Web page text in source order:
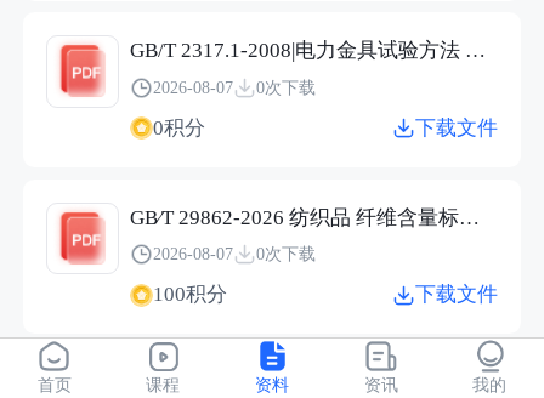
GB/T 2317.1-2008|电力金具试验方法 第1部分：机械试验
2026-08-07 0次下载
0积分 下载文件
GB∕T 29862-2026 纺织品 纤维含量标识技术规范.pdf
2026-08-07 0次下载
100积分 下载文件
JC/T 2304-2015|建筑用保温隔热玻璃技术条件
首页 课程 资料 资讯 我的